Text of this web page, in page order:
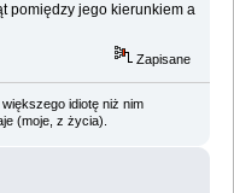
pomiędzy jego kierunkiem a
Zapisane
idiotę niż nim
(moje, z życia).